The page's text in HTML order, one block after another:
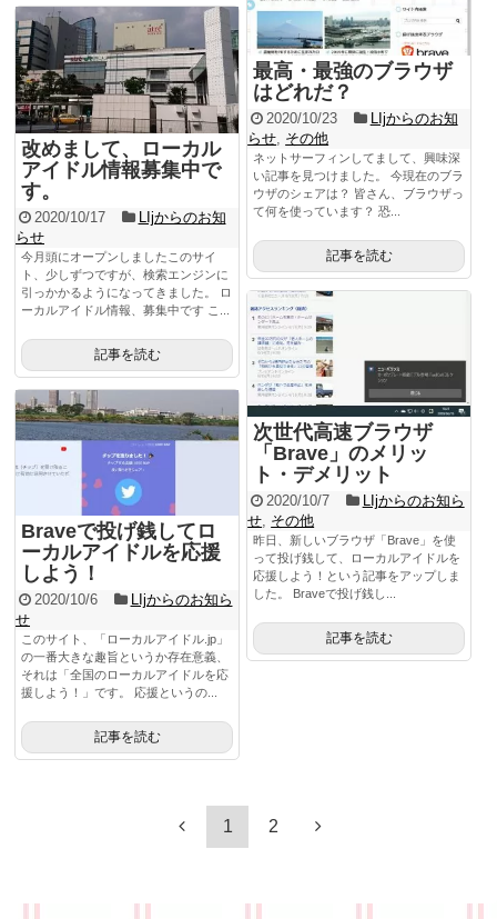
最高・最強のブラウザ
はどれだ？
2020/10/23
LIjからのお知
らせ その他
ネットサーフィンしてまして、興味深
い記事を見つけました。 今現在のブラ
ウザのシェアは？ 皆さん、ブラウザっ
て何を使っています？ 恐...
記事を読む
改めまして、ローカル
アイドル情報募集中で
す。
2020/10/17
LIjからのお知
らせ
今月頭にオープンしましたこのサイ
ト、少しずつですが、検索エンジンに
引っかかるようになってきました。 ロ
ーカルアイドル情報、募集中です こ...
記事を読む
次世代高速ブラウザ
「Brave」のメリッ
ト・デメリット
2020/10/7
LIjからのお知ら
せ その他
昨日、新しいブラウザ「Brave」を使
って投げ銭して、ローカルアイドルを
応援しよう！という記事をアップしま
した。 Braveで投げ銭し...
記事を読む
Braveで投げ銭してロ
ーカルアイドルを応援
しよう！
2020/10/6
LIjからのお知ら
せ
このサイト、「ローカルアイドル.jp」
の一番大きな趣旨というか存在意義、
それは「全国のローカルアイドルを応
援しよう！」です。 応援というの...
記事を読む
1 2